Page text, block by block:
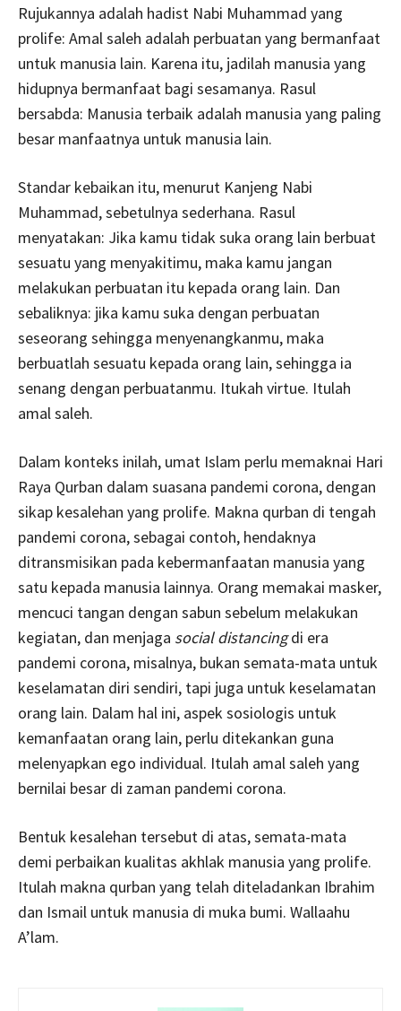
Rujukannya adalah hadist Nabi Muhammad yang
prolife: Amal saleh adalah perbuatan yang bermanfaat
untuk manusia lain. Karena itu, jadilah manusia yang
hidupnya bermanfaat bagi sesamanya. Rasul
bersabda: Manusia terbaik adalah manusia yang paling
besar manfaatnya untuk manusia lain.
Standar kebaikan itu, menurut Kanjeng Nabi
Muhammad, sebetulnya sederhana. Rasul
menyatakan: Jika kamu tidak suka orang lain berbuat
sesuatu yang menyakitimu, maka kamu jangan
melakukan perbuatan itu kepada orang lain. Dan
sebaliknya: jika kamu suka dengan perbuatan
seseorang sehingga menyenangkanmu, maka
berbuatlah sesuatu kepada orang lain, sehingga ia
senang dengan perbuatanmu. Itukah virtue. Itulah
amal saleh.
Dalam konteks inilah, umat Islam perlu memaknai Hari
Raya Qurban dalam suasana pandemi corona, dengan
sikap kesalehan yang prolife. Makna qurban di tengah
pandemi corona, sebagai contoh, hendaknya
ditransmisikan pada kebermanfaatan manusia yang
satu kepada manusia lainnya. Orang memakai masker,
mencuci tangan dengan sabun sebelum melakukan
kegiatan, dan menjaga social distancingdi era
pandemi corona, misalnya, bukan semata-mata untuk
keselamatan diri sendiri, tapi juga untuk keselamatan
orang lain. Dalam hal ini, aspek sosiologis untuk
kemanfaatan orang lain, perlu ditekankan guna
melenyapkan ego individual. Itulah amal saleh yang
bernilai besar di zaman pandemi corona.
Bentuk kesalehan tersebut di atas, semata-mata
demi perbaikan kualitas akhlak manusia yang prolife.
Itulah makna qurban yang telah diteladankan Ibrahim
dan Ismail untuk manusia di muka bumi. Wallaahu
A’lam.